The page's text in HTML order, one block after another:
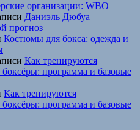
организации: WBO
Даниэль Дюбуа —
прогноз
Костюмы для бокса: одежда и
Как тренируются
программа и базовые
Как тренируются
программа и базовые